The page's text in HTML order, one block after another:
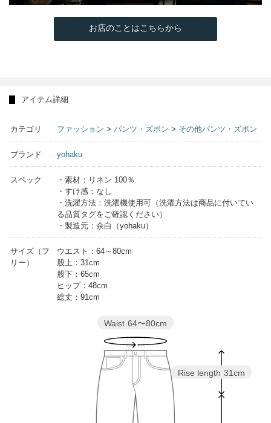
お店のことはこちらから
アイテム詳細
カテゴリ ファッション > パンツ・ズボン > その他パンツ・ズボン
ブランド yohaku
スペック
・素材：リネン 100％
・すけ感：なし
・洗濯方法：洗濯機使用可（洗濯方法は商品に付いてい
る品質タグをご確認ください）
・製造元：余白（yohaku）
サイズ（フ
リー）
ウエスト：64～80cm
股上：31cm
股下：65cm
ヒップ：48cm
総丈：91cm
Rise length 31cm
Waist 64〜80cm